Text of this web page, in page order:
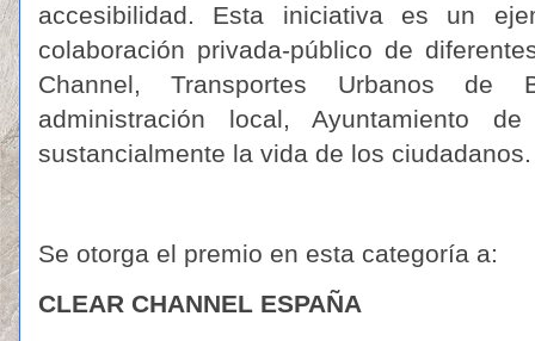
accesibilidad. Esta iniciativa es un
colaboración privada-público de
Channel, Transportes Urbanos de
administración local, Ayuntamiento
sustancialmente la vida de los ciudadanos.
Se otorga el premio en esta categoría a:
CLEAR CHANNEL ESPAÑA